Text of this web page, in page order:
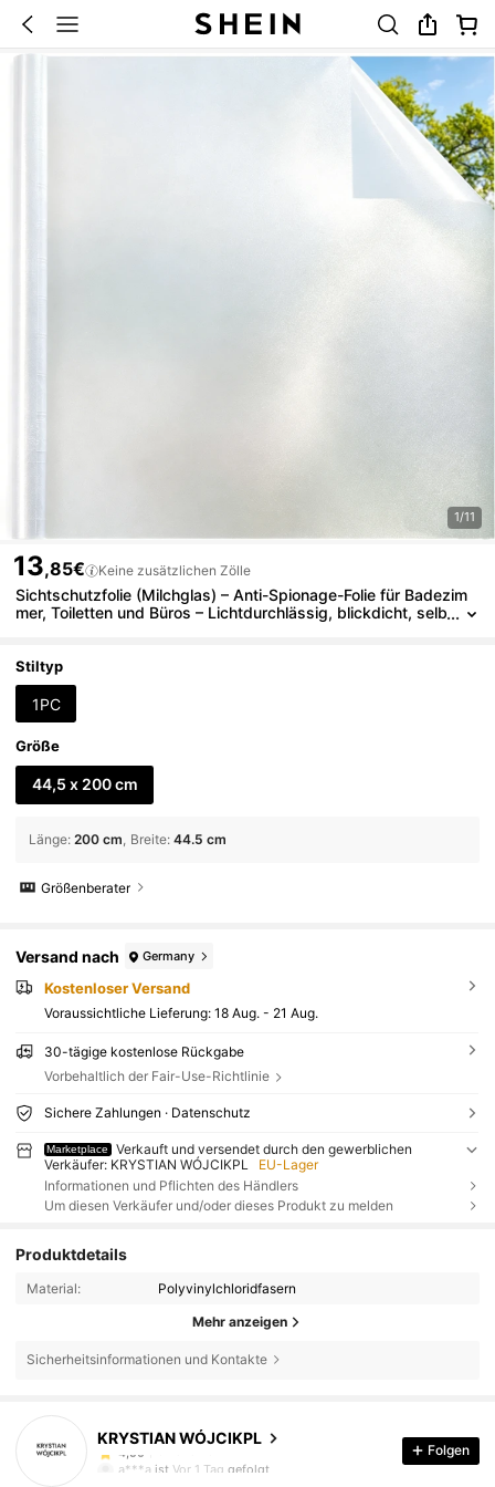
1/11
13,85€ Keine zusätzlichen Zölle
Sichtschutzfolie (Milchglas) – Anti-Spionage-Folie für Badezim
mer, Toiletten und Büros – Lichtdurchlässig, blickdicht, selb
Stiltyp
1PC
Größe
44,5 x 200 cm
Länge: 200 cm Breite: 44.5 cm
Größenberater
Versand nach Germany
Kostenloser Versand
Voraussichtliche Lieferung: 18 Aug. - 21 Aug.
30-tägige kostenlose Rückgabe
Vorbehaltlich der Fair-Use-Richtlinie
Sichere Zahlungen · Datenschutz
Marketplace
Verkauft und versendet durch den gewerblichen
Verkäufer: KRYSTIAN WÓJCIKPL
EU-Lager
Informationen und Pflichten des Händlers
Um diesen Verkäufer und/oder dieses Produkt zu melden
Produktdetails
Material: Polyvinylchloridfasern
Mehr anzeigen
Sicherheitsinformationen und Kontakte
KRYSTIAN WÓJCIKPL
4,50
3 Follower
a***a
istVor 1 Tag
gefolgt
Folgen